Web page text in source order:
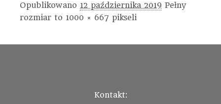
Opublikowano 12 października 2019 Pełny
rozmiar to 1000 × 667 pikseli
Kontakt: